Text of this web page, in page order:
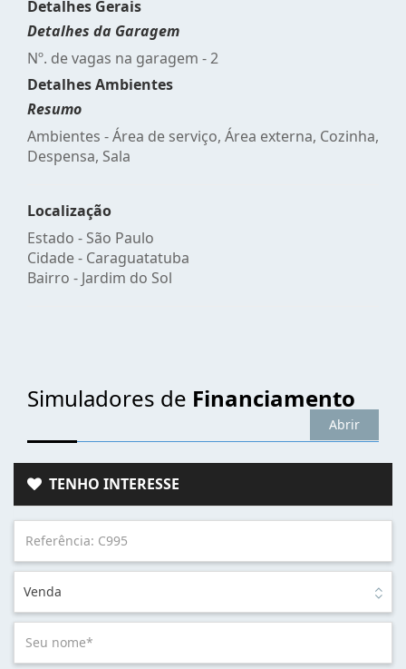
Detalhes Gerais
Detalhes da Garagem
Nº. de vagas na garagem - 2
Detalhes Ambientes
Resumo
Ambientes - Área de serviço, Área externa, Cozinha,
Despensa, Sala
Localização
Estado - São Paulo
Cidade - Caraguatatuba
Bairro - Jardim do Sol
Simuladores de Financiamento
Abrir
TENHO INTERESSE
Venda